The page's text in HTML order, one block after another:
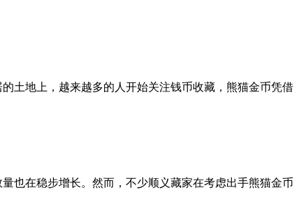
土地上，越来越多的人开始关注钱币收藏，熊猫金币凭借
也在稳步增长。然而，不少顺义藏家在考虑出手熊猫金币